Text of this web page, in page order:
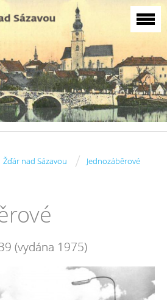
Žďár nad Sázavou / Jednozáběrové
(vydána 1975)